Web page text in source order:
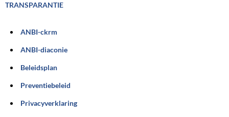
TRANSPARANTIE
ANBI-ckrm
ANBI-diaconie
Beleidsplan
Preventiebeleid
Privacyverklaring